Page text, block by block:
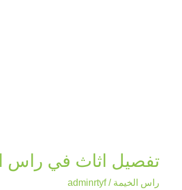
تفصيل اثاث في راس الخيمة
راس الخيمة /
adminrtyf